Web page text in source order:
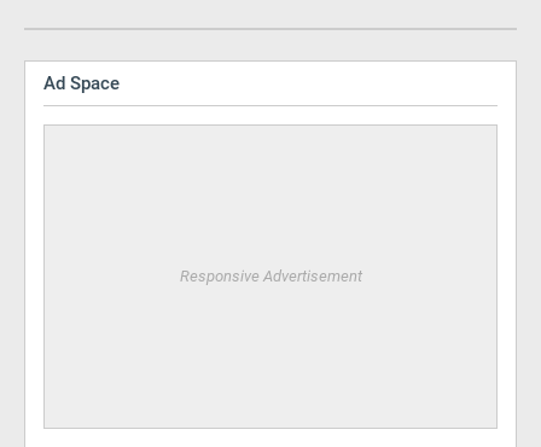
Ad Space
Responsive Advertisement